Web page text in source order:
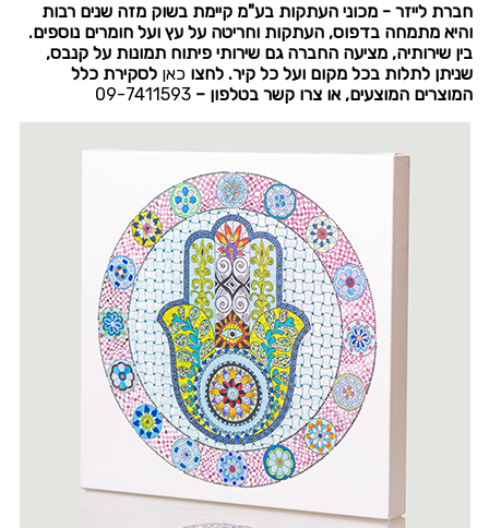
חברת לייזר - מכוני העתקות בע"מ קיימת בשוק מזה שנים רבות
והיא מתמחה בדפוס, העתקות וחריטה על עץ ועל חומרים נוספים.
בין שירותיה, מציעה החברה גם שירותי פיתוח תמונות על קנבס,
שניתן לתלות בכל מקום ועל כל קיר. לחצו כאן לסקירת כלל
המוצרים המוצעים, או צרו קשר בטלפון – 09-7411593